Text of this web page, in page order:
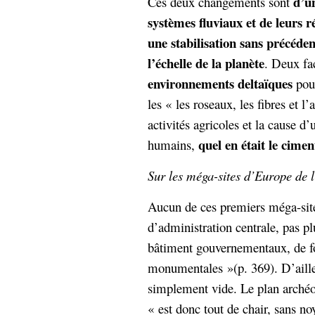
systèmes fluviaux et de leurs
une stabilisation sans
l’échelle de la planète. Deux
environnements deltaïques
les « les roseaux, les fibres et
activités agricoles et la cause
humains, quel en était le
Sur les méga-sites d’Europe de
Aucun de ces premiers méga-
d’administration centrale, pas
bâtiment gouvernementaux,
monumentales »(p. 369).
simplement vide. Le plan
« est donc tout de chair, sans